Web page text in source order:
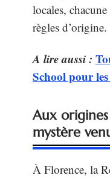
locales,
règles d’origine.
A lire aussi :
School pour
Aux
mystère
À Florence, la